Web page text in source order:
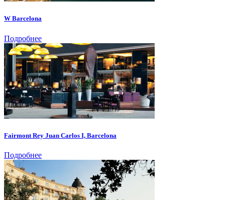
W Barcelona
Подробнее
Fairmont Rey Juan Carlos I, Barcelona
Подробнее